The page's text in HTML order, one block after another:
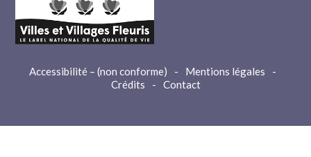
Accessibilité – (non conforme) - Mentions légales
-
Crédits
- Contact